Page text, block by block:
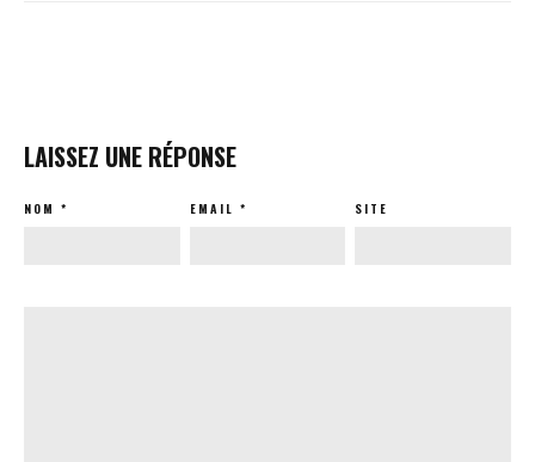
LAISSEZ UNE RÉPONSE
NOM * EMAIL * SITE